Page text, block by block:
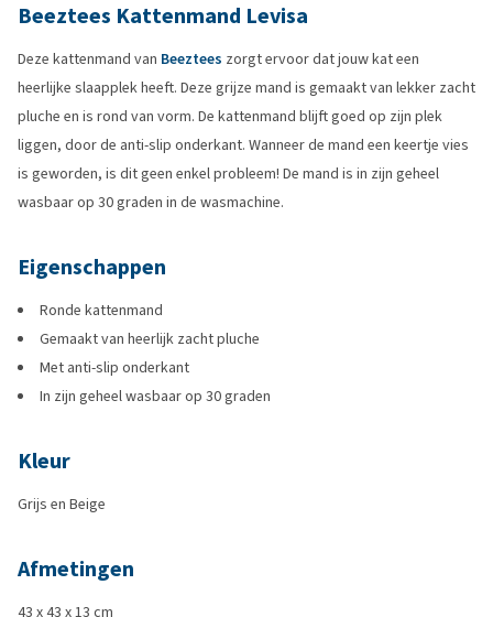
Beeztees Kattenmand Levisa
Deze kattenmand van Beeztees zorgt ervoor dat jouw kat een
heerlijke slaapplek heeft. Deze grijze mand is gemaakt van lekker zacht
pluche en is rond van vorm. De kattenmand blijft goed op zijn plek
liggen, door de anti-slip onderkant. Wanneer de mand een keertje vies
is geworden, is dit geen enkel probleem! De mand is in zijn geheel
wasbaar op 30 graden in de wasmachine.
Eigenschappen
Ronde kattenmand
Gemaakt van heerlijk zacht pluche
Met anti-slip onderkant
In zijn geheel wasbaar op 30 graden
Kleur
Grijs en Beige
Afmetingen
43 x 43 x 13 cm